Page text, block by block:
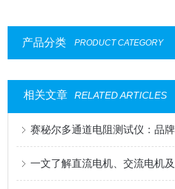
产品分类 PRODUCT CATEGORY
相关文章 RELATED ARTICLES
赛秘尔多通道电阻测试仪：品
一文了解直流电机、交流电机